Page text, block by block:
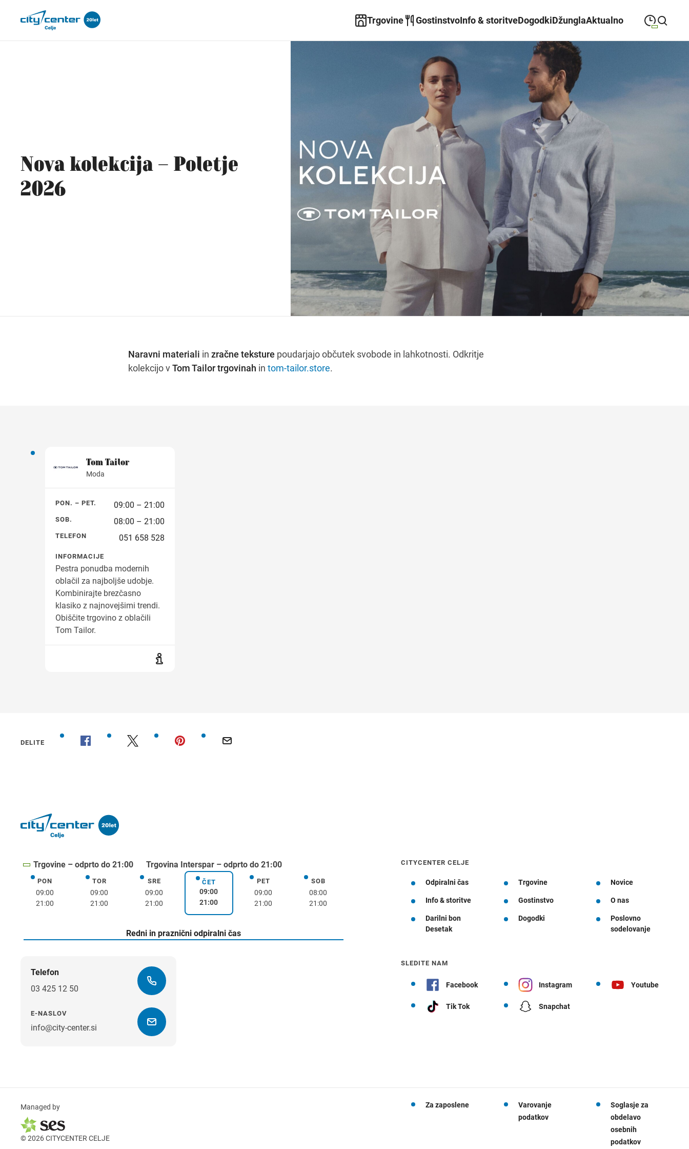
Trgovine GostinstvoInfo & storitveDogodkiDžunglaAktualno
Close search ponedeljek
PONEDELJEK
torek
TOREK 09:00 —
sreda
SREDA
četrtek
ČETRTEK
petek
sobota
SOBOTA
Redni in praznični odpiralni
Navodila za pot
Nova kolekcija – Poletje
2026
Naravni materiali in zračne teksture poudarjajo občutek svobode in lahkotnosti. Odkritje
kolekcijo vTom Tailor trgovinah in tom-tailor.store.
Tom Tailor
Moda
PON. – PET. 09:00 – 21:00
SOB. 08:00 – 21:00
TELEFON 051 658 528
INFORMACIJE
Pestra ponudba modernih
oblačil za najboljše udobje.
Kombinirajte brezčasno
klasiko z najnovejšimi trendi.
Obiščite trgovino z oblačili
Tom Tailor.
DELITE
Trgovine – odprto do 21:00 Trgovina Interspar – odprto do 21:00
PONponedeljek
09:00
21:00
TORtorek
09:00
21:00
SREsreda
09:00
21:00
ČETčetrtek
09:00
21:00
PETpetek
09:00
21:00
SOBsobota
08:00
21:00
Redni in praznični odpiralni čas
Telefon
03 425 12 50
E-NASLOV
info@city-center.si
CITYCENTER CELJE
Odpiralni čas Trgovine Novice
Info & storitve Gostinstvo O nas
Darilni bon
Desetak
Dogodki
Poslovno
sodelovanje
SLEDITE NAM
Facebook Instagram Youtube
Tik Tok Snapchat
Managed by
© 2026 CITYCENTER CELJE
Za zaposlene
Varovanje
podatkov
Soglasje za
obdelavo
osebnih
podatkov